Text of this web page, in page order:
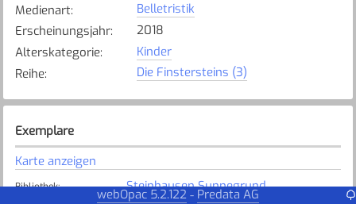
Medienart:
Belletristik
Erscheinungsjahr:
2018
Alterskategorie:
Kinder
Reihe: Die Finstersteins (3)
Exemplare
Karte anzeigen
Bibliothek: Steinhausen Sunnegrund
webOpac 5.2.122 - Predata AG